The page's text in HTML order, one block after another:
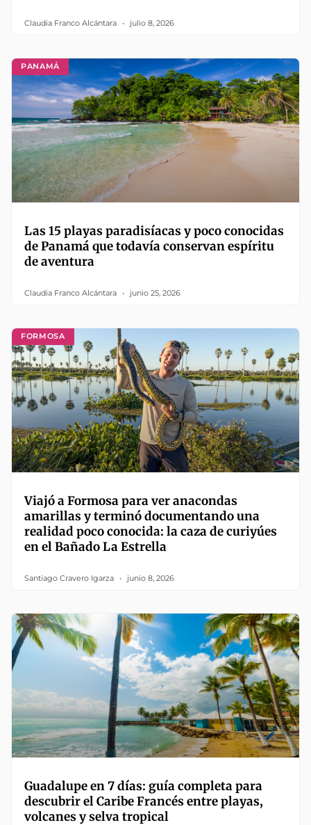
Claudia Franco Alcántara julio 8, 2026
PANAMÁ
Las 15 playas paradisíacas y poco conocidas
de Panamá que todavía conservan espíritu
de aventura
Claudia Franco Alcántara junio 25, 2026
FORMOSA
Viajó a Formosa para ver anacondas
amarillas y terminó documentando una
realidad poco conocida: la caza de curiyúes
en el Bañado La Estrella
Santiago Cravero Igarza junio 8, 2026
Guadalupe en 7 días: guía completa para
descubrir el Caribe Francés entre playas,
volcanes y selva tropical